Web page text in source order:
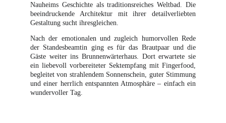
Nauheims Geschichte als traditionsreiches Weltbad. Die
beeindruckende Architektur mit ihrer detailverliebten
Gestaltung sucht ihresgleichen.
Nach der emotionalen und zugleich humorvollen Rede
der Standesbeamtin ging es für das Brautpaar und die
Gäste weiter ins Brunnenwärterhaus. Dort erwartete sie
ein liebevoll vorbereiteter Sektempfang mit Fingerfood,
begleitet von strahlendem Sonnenschein, guter Stimmung
und einer herrlich entspannten Atmosphäre – einfach ein
wundervoller Tag.